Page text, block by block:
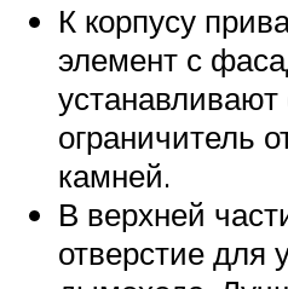
К корпусу
элемент с
ограничитель
камней.
В верхней
отверстие для